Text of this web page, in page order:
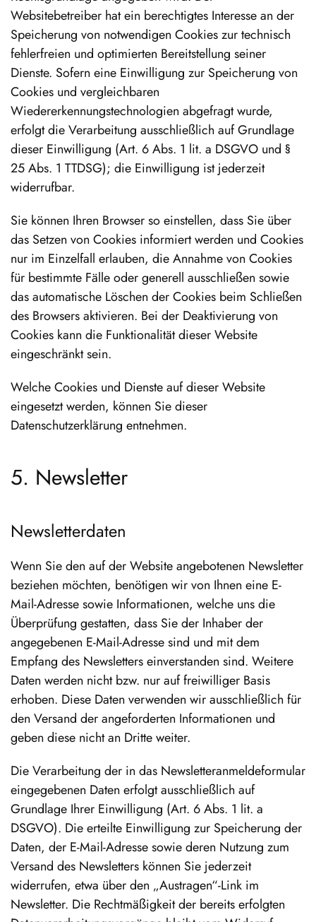
Websitebetreiber hat ein berechtigtes Interesse an der
Speicherung von notwendigen Cookies zur technisch
fehlerfreien und optimierten Bereitstellung seiner
Dienste. Sofern eine Einwilligung zur Speicherung von
Cookies und vergleichbaren
Wiedererkennungstechnologien abgefragt wurde,
erfolgt die Verarbeitung ausschließlich auf Grundlage
dieser Einwilligung (Art. 6 Abs. 1 lit. a DSGVO und §
25 Abs. 1 TTDSG); die Einwilligung ist jederzeit
widerrufbar.
Sie können Ihren Browser so einstellen, dass Sie über
das Setzen von Cookies informiert werden und Cookies
nur im Einzelfall erlauben, die Annahme von Cookies
für bestimmte Fälle oder generell ausschließen sowie
das automatische Löschen der Cookies beim Schließen
des Browsers aktivieren. Bei der Deaktivierung von
Cookies kann die Funktionalität dieser Website
eingeschränkt sein.
Welche Cookies und Dienste auf dieser Website
eingesetzt werden, können Sie dieser
Datenschutzerklärung entnehmen.
5. Newsletter
Newsletter­daten
Wenn Sie den auf der Website angebotenen Newsletter
beziehen möchten, benötigen wir von Ihnen eine E-
Mail-Adresse sowie Informationen, welche uns die
Überprüfung gestatten, dass Sie der Inhaber der
angegebenen E-Mail-Adresse sind und mit dem
Empfang des Newsletters einverstanden sind. Weitere
Daten werden nicht bzw. nur auf freiwilliger Basis
erhoben. Diese Daten verwenden wir ausschließlich für
den Versand der angeforderten Informationen und
geben diese nicht an Dritte weiter.
Die Verarbeitung der in das Newsletteranmeldeformular
eingegebenen Daten erfolgt ausschließlich auf
Grundlage Ihrer Einwilligung (Art. 6 Abs. 1 lit. a
DSGVO). Die erteilte Einwilligung zur Speicherung der
Daten, der E-Mail-Adresse sowie deren Nutzung zum
Versand des Newsletters können Sie jederzeit
widerrufen, etwa über den „Austragen“-Link im
Newsletter. Die Rechtmäßigkeit der bereits erfolgten